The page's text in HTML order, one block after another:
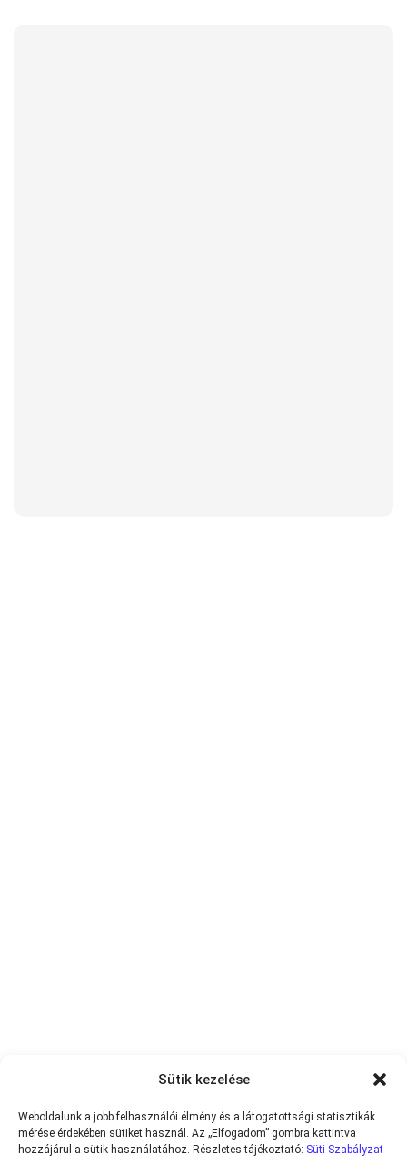
Sütik kezelése
Weboldalunk a jobb felhasználói élmény és a látogatottsági statisztikák
mérése érdekében sütiket használ. Az „Elfogadom” gombra kattintva
hozzájárul a sütik használatához. Részletes tájékoztató: Süti Szabályzat